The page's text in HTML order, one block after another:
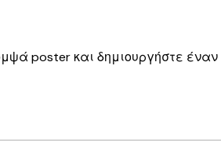
poster και δημιουργήστε